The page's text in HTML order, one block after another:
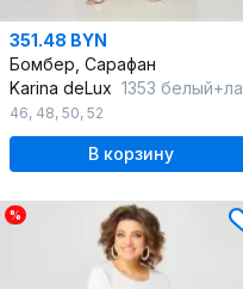
351.48 BYN
Бомбер, Сарафан
Karina deLux 1353 белый+лайм
46, 48, 50, 52
В корзину
%